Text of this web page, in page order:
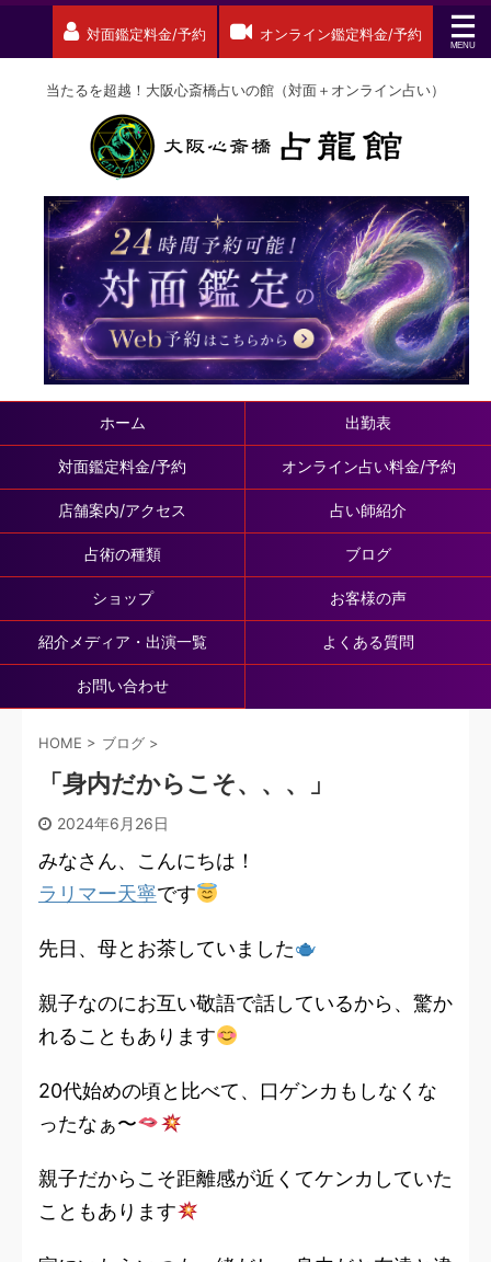
対面鑑定料金/予約 オンライン鑑定料金/予約
当たるを超越！大阪心斎橋占いの館（対面＋オンライン占い）
ホーム 出勤表
対面鑑定料金/予約 オンライン占い料金/予約
店舗案内/アクセス 占い師紹介
占術の種類 ブログ
ショップ お客様の声
紹介メディア・出演一覧 よくある質問
お問い合わせ
HOME > ブログ >
「身内だからこそ、、、」
2024年6月26日
みなさん、こんにちは！
ラリマー天寧です
先日、母とお茶していました
親子なのにお互い敬語で話しているから、驚か
れることもあります
20代始めの頃と比べて、口ゲンカもしなくな
ったなぁ〜
親子だからこそ距離感が近くてケンカしていた
こともあります